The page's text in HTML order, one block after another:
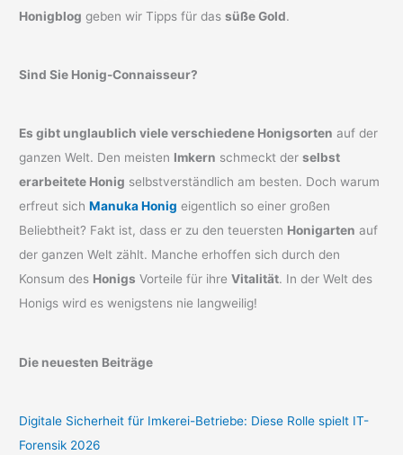
Honigblog geben wir Tipps für dassüße Gold.
Sind Sie Honig-Connaisseur?
Es gibt unglaublich viele verschiedene Honigsorten auf der
ganzen Welt. Den meisten Imkern schmeckt derselbst
erarbeitete Honig selbstverständlich am besten. Doch warum
erfreut sichManuka Honig eigentlich so einer großen
Beliebtheit? Fakt ist, dass er zu den teuersten Honigarten auf
der ganzen Welt zählt. Manche erhoffen sich durch den
Konsum des Honigs Vorteile für ihreVitalität. In der Welt des
Honigs wird es wenigstens nie langweilig!
Die neuesten Beiträge
Digitale Sicherheit für Imkerei-Betriebe: Diese Rolle spielt IT-
Forensik 2026